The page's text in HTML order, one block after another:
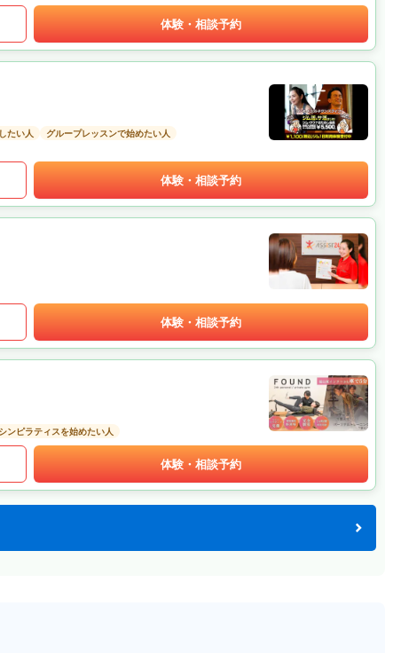
体験・相談予約
たい人
グループレッスンで始めたい人
体験・相談予約
体験・相談予約
ンピラティスを始めたい人
体験・相談予約